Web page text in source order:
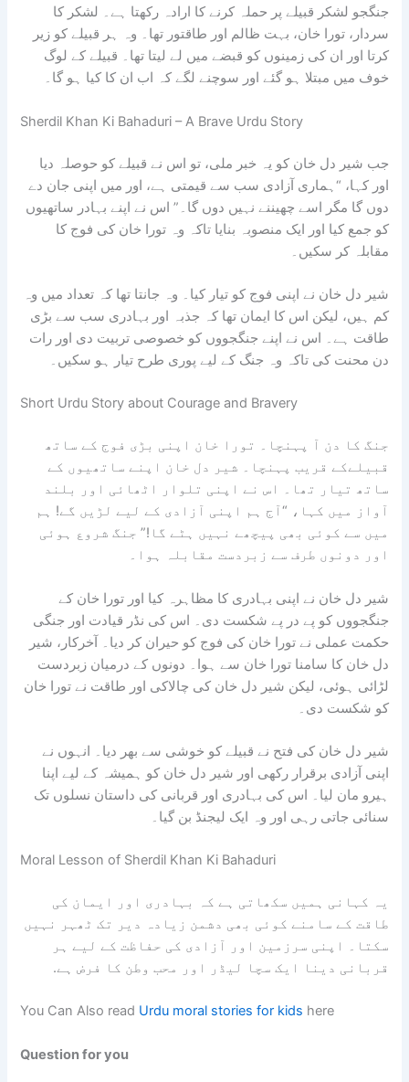
جنگجو لشکر قبیلے پر حملہ کرنے کا ارادہ رکھتا ہے۔ لشکر کا
سردار، تورا خان، بہت ظالم اور طاقتور تھا۔ وہ ہر قبیلے کو زیر
کرتا اور ان کی زمینوں کو قبضے میں لے لیتا تھا۔ قبیلے کے لوگ
خوف میں مبتلا ہو گئے اور سوچنے لگے کہ اب ان کا کیا ہو گا۔
Sherdil Khan Ki Bahaduri – A Brave Urdu Story
جب شیر دل خان کو یہ خبر ملی، تو اس نے قبیلے کو حوصلہ دیا
اور کہا، “ہماری آزادی سب سے قیمتی ہے، اور میں اپنی جان دے
دوں گا مگر اسے چھیننے نہیں دوں گا۔” اس نے اپنے بہادر ساتھیوں
کو جمع کیا اور ایک منصوبہ بنایا تاکہ وہ تورا خان کی فوج کا
مقابلہ کر سکیں۔
شیر دل خان نے اپنی فوج کو تیار کیا۔ وہ جانتا تھا کہ تعداد میں وہ
کم ہیں، لیکن اس کا ایمان تھا کہ جذبہ اور بہادری سب سے بڑی
طاقت ہے۔ اس نے اپنے جنگجووں کو خصوصی تربیت دی اور رات
دن محنت کی تاکہ وہ جنگ کے لیے پوری طرح تیار ہو سکیں۔
Short Urdu Story about Courage and Bravery
جنگ کا دن آ پہنچا۔ تورا خان اپنی بڑی فوج کے ساتھ
قبیلےکے قریب پہنچا۔ شیر دل خان اپنے ساتھیوں کے
ساتھ تیار تھا۔ اس نے اپنی تلوار اٹھائی اور بلند
آواز میں کہا، “آج ہم اپنی آزادی کے لیے لڑیں گے! ہم
میں سے کوئی بھی پیچھے نہیں ہٹے گا!” جنگ شروع ہوئی
اور دونوں طرف سے زبردست مقابلہ ہوا۔
شیر دل خان نے اپنی بہادری کا مظاہرہ کیا اور تورا خان کے
جنگجووں کو پے در پے شکست دی۔ اس کی نڈر قیادت اور جنگی
حکمت عملی نے تورا خان کی فوج کو حیران کر دیا۔ آخرکار، شیر
دل خان کا سامنا تورا خان سے ہوا۔ دونوں کے درمیان زبردست
لڑائی ہوئی، لیکن شیر دل خان کی چالاکی اور طاقت نے تورا خان
کو شکست دی۔
شیر دل خان کی فتح نے قبیلے کو خوشی سے بھر دیا۔ انہوں نے
اپنی آزادی برقرار رکھی اور شیر دل خان کو ہمیشہ کے لیے اپنا
ہیرو مان لیا۔ اس کی بہادری اور قربانی کی داستان نسلوں تک
سنائی جاتی رہی اور وہ ایک لیجنڈ بن گیا۔
Moral Lesson of Sherdil Khan Ki Bahaduri
یہ کہانی ہمیں سکھاتی ہے کہ بہادری اور ایمان کی
طاقت کے سامنے کوئی بھی دشمن زیادہ دیر تک ٹھہر نہیں
سکتا۔ اپنی سرزمین اور آزادی کی حفاظت کے لیے ہر
قربانی دینا ایک سچا لیڈر اور محب وطن کا فرض ہے.
You Can Also read Urdu moral stories for kids here
Question for you